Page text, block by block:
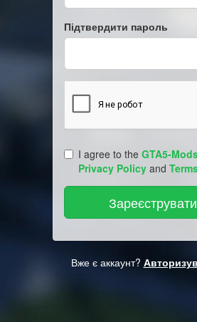
Підтвердити пароль
I agree to the GTA5-
Privacy Policy and
Вже є аккаунт?